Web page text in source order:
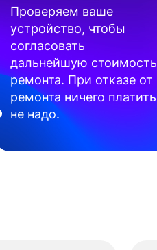
Проверяем ваше
устройство, чтобы
согласовать
дальнейшую стоимость
ремонта. При отказе от
ремонта ничего платить
не надо.